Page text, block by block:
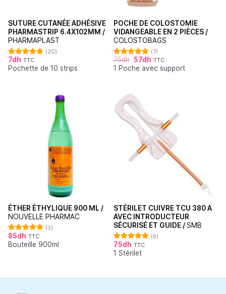
SUTURE CUTANÉE ADHÉSIVE
PHARMASTRIP 6.4X102MM /
PHARMAPLAST
Note4.90
sur 5
(20)
7dh TTC
Pochette de 10 strips
POCHE DE COLOSTOMIE
VIDANGEABLE EN 2 PIÈCES /
COLOSTOBAGS
Note
5.00
sur 5
(7)
75dh 57dh TTC
1 Poche avec support
ÉTHER ÉTHYLIQUE 900 ML /
NOUVELLE PHARMAC
Note5.00
sur 5
(3)
85dh TTC
Bouteille 900ml
STÉRILET CUIVRE TCU 380 A
AVEC INTRODUCTEUR
SÉCURISÉ ET GUIDE /SMB
Note5.00
sur 5
(6)
75dh TTC
1 Stérilet